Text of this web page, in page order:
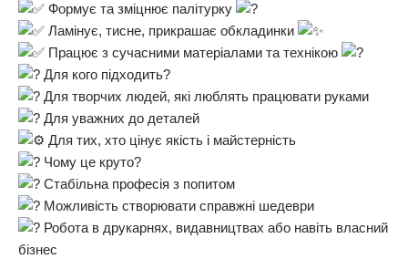
Формує та зміцнює палітурку
Ламінує, тисне, прикрашає обкладинки
Працює з сучасними матеріалами та технікою
Для кого підходить?
Для творчих людей, які люблять працювати руками
Для уважних до деталей
Для тих, хто цінує якість і майстерність
Чому це круто?
Стабільна професія з попитом
Можливість створювати справжні шедеври
Робота в друкарнях, видавництвах або навіть власний
бізнес